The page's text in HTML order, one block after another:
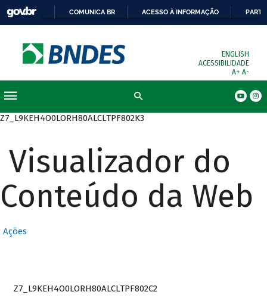
COMUNICA BR ACESSO À INFORMAÇÃO
ENGLISH
ACESSIBILIDADE
A+ A-
Z7_L9KEH4O0LORH80ALCLTPF802K3
Visualizador do
Conteúdo da Web
Ações
Z7_L9KEH4O0LORH80ALCLTPF802C2